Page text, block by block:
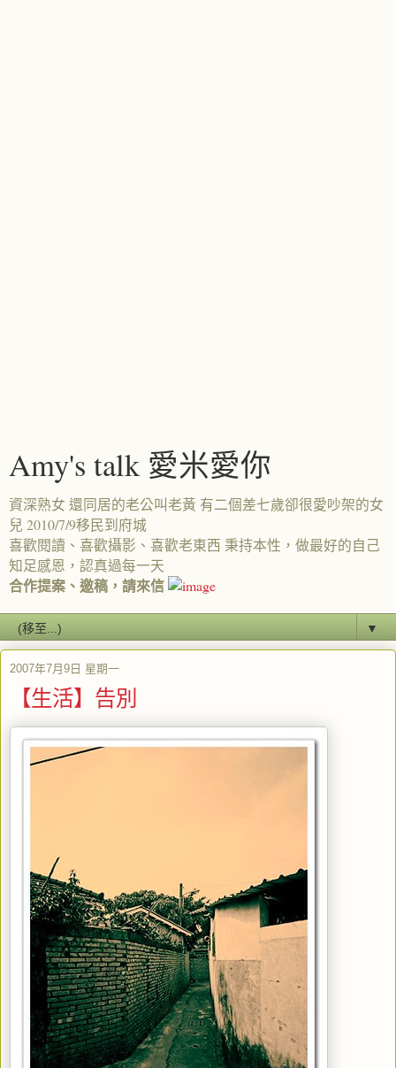
Amy's talk 愛米愛你
資深熟女 還同居的老公叫老黃 有二個差七歲卻很愛吵架的女
兒 2010/7/9移民到府城
喜歡閱讀、喜歡攝影、喜歡老東西 秉持本性，做最好的自己
知足感恩，認真過每一天
合作提案、邀稿，請來信
▼
2007年7月9日 星期一
【生活】告別